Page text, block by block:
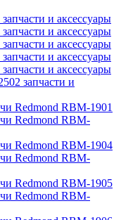
и аксессуары
и аксессуары
и аксессуары
и аксессуары
и аксессуары
запчасти и
Redmond RBM-1901
Redmond RBM-
Redmond RBM-1904
Redmond RBM-
Redmond RBM-1905
Redmond RBM-